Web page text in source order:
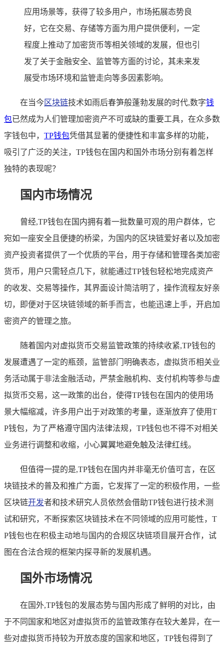
应用场景等，获得了较多用户，市场拓展态势良
好，它在交易、存储等方面为用户提供便利，一定
程度上推动了加密货币等相关领域的发展，但也引
发了关于金融安全、监管等方面的讨论，其未来发
展受市场环境和监管走向等多因素影响。
在当今区块链技术如雨后春笋般蓬勃发展的时代,数字钱
包已然成为人们管理加密资产不可或缺的重要工具，在众多数
字钱包中， TP钱包凭借其显著的便捷性和丰富多样的功能，
吸引了广泛的关注，TP钱包在国内和国外市场分别有着怎样
独特的表现呢？
国内市场情况
曾经,TP钱包在国内拥有着一批数量可观的用户群体，它
宛如一座安全且便捷的桥梁，为国内的区块链爱好者以及加密
资产投资者提供了一个优质的平台，用于存储和管理各类加密
货币，用户只需轻点几下，就能通过TP钱包轻松地完成资产
的收发、交易等操作，其界面设计简洁明了，操作流程友好亲
切，即便对于区块链领域的新手而言，也能迅速上手，开启加
密资产的管理之旅。
随着国内对虚拟货币交易监管政策的持续收紧,TP钱包的
发展遭遇了一定的瓶颈，监管部门明确表态，虚拟货币相关业
务活动属于非法金融活动，严禁金融机构、支付机构等参与虚
拟货币交易，这一政策的出台，使得TP钱包在国内的使用场
景大幅缩减，许多用户出于对政策的考量，逐渐放弃了使用T
P钱包，为了严格遵守国内法律法规，TP钱包也不得不对相关
业务进行调整和收缩，小心翼翼地避免触及法律红线。
但值得一提的是,TP钱包在国内并非毫无价值可言，在区
块链技术的普及和推广方面，它发挥了一定的积极作用，一些
区块链开发者和技术研究人员依然会借助TP钱包进行技术测
试和研究，不断探索区块链技术在不同领域的应用可能性，T
P钱包也在积极主动地与国内的合规区块链项目展开合作，试
图在合法合规的框架内探寻新的发展机遇。
国外市场情况
在国外,TP钱包的发展态势与国内形成了鲜明的对比，由
于不同国家和地区对虚拟货币的监管政策存在较大差异，在一
些对虚拟货币持较为开放态度的国家和地区，TP钱包得到了